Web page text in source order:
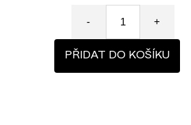
- +
PŘIDAT DO KOŠÍKU